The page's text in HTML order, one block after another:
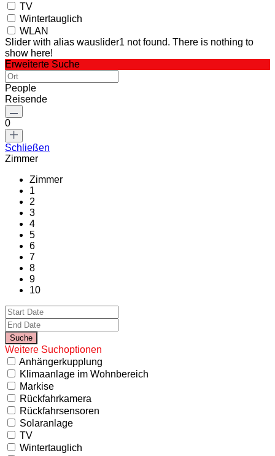
TV
Wintertauglich
WLAN
Slider with alias wauslider1 not found. There is nothing to
show here!
Erweiterte Suche
People
Reisende
0
Schließen
Zimmer
Zimmer
1
2
3
4
5
6
7
8
9
10
Weitere Suchoptionen
Anhängerkupplung
Klimaanlage im Wohnbereich
Markise
Rückfahrkamera
Rückfahrsensoren
Solaranlage
TV
Wintertauglich